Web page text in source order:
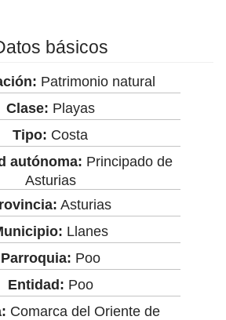
básicos
Patrimonio natural
Clase: Playas
Tipo: Costa
autónoma: Principado de
Asturias
Asturias
Llanes
Parroquia: Poo
Entidad: Poo
Comarca del Oriente de